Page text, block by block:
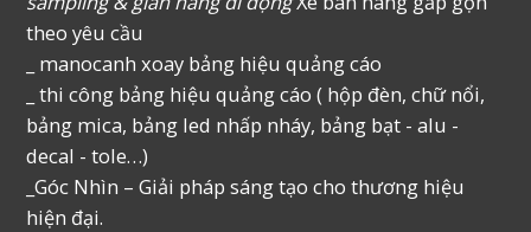
theo yêu cầu
_ manocanh xoay bảng hiệu quảng cáo
_ thi công bảng hiệu quảng cáo ( hộp đèn, chữ nổi,
bảng mica, bảng led nhấp nháy, bảng bạt - alu -
decal - tole…)
_Góc Nhìn – Giải pháp sáng tạo cho thương hiệu
hiện đại.